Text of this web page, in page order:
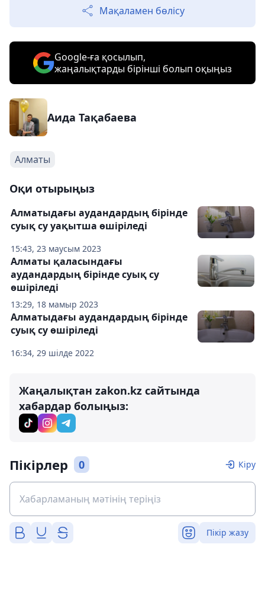
Мақаламен бөлісу
Google-ға қосылып,
жаңалықтарды бірінші болып оқыңыз
Аида Тақабаева
Алматы
Оқи отырыңыз
15:43, 23 маусым 2023
Алматыдағы аудандардың бірінде
суық су уақытша өшіріледі
13:29, 18 мамыр 2023
Алматы қаласындағы
аудандардың бірінде суық су
өшіріледі
16:34, 29 шілде 2022
Алматыдағы аудандардың бірінде
суық су өшіріледі
Жаңалықтан zakon.kz сайтында
хабардар болыңыз:
Пікірлер 0 Кіру
Пікір жазу